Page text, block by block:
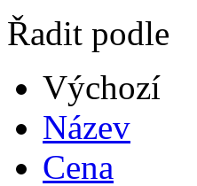
Řadit podle
Výchozí
Název
Cena